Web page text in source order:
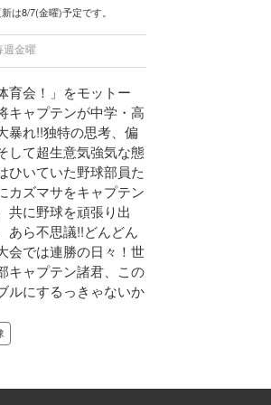
は8/7(金曜)予定です。
週金曜
育会！」をモットー
キャプテンが中学・高
暴れ!!独特の思考、偏
して超生意気強気な態
ひいていた野球部員た
カズマサをキャプテン
共に野球を頑張り出
あら不思議!!どんどん
会では連勝の日々！世
キャプテン諸君、この
ルにするっきゃないか